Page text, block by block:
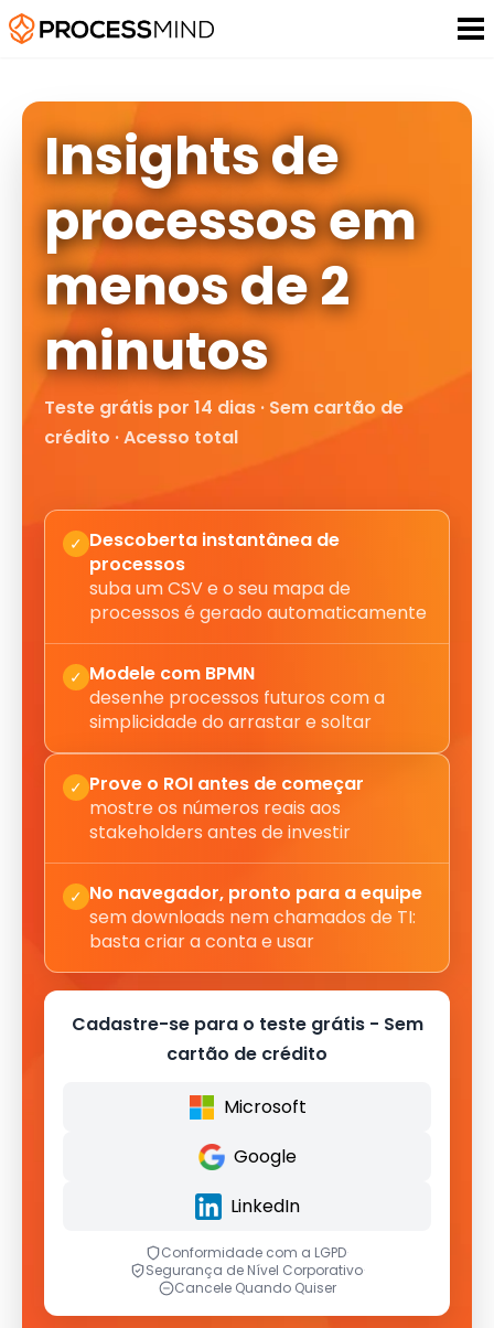
Insights de
processos em
menos de 2
minutos
Teste grátis por 14 dias · Sem cartão de
crédito · Acesso total
✓ Descoberta instantânea de
processos
suba um CSV e o seu mapa de
processos é gerado automaticamente
✓ Modele com BPMN
desenhe processos futuros com a
simplicidade do arrastar e soltar
✓ Prove o ROI antes de começar
mostre os números reais aos
stakeholders antes de investir
✓ No navegador, pronto para a equipe
sem downloads nem chamados de TI:
basta criar a conta e usar
Cadastre-se para o teste grátis - Sem
cartão de crédito
Microsoft
Google
LinkedIn
Conformidade com a LGPD·
Segurança de Nível Corporativo·
Cancele Quando Quiser